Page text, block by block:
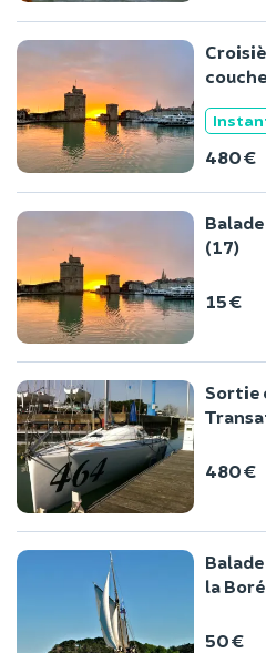
480 €
(17)
15 €
Sortie
480 €
la
50 €